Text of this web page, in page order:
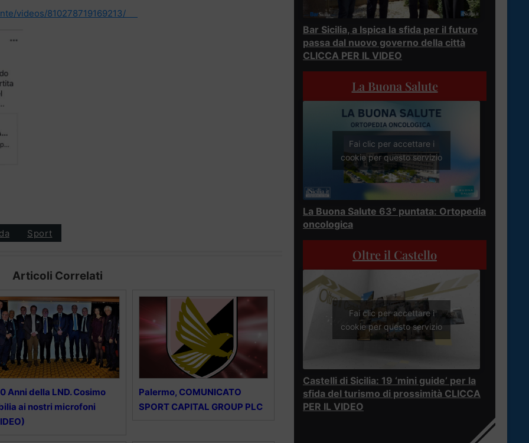
videos/810278719169213/
Sport
Articoli Correlati
Anni della LND. Cosimo
ai nostri microfoni
Palermo, COMUNICATO
SPORT CAPITAL GROUP PLC
Bar Sicilia, a Ispica la sfida per il futuro
passa dal nuovo governo della città
CLICCA PER IL VIDEO
La Buona Salute
Fai clic per accettare i
cookie per questo servizio
La Buona Salute 63° puntata: Ortopedia
oncologica
Oltre il Castello
Fai clic per accettare i
cookie per questo servizio
Castelli di Sicilia: 19 ‘mini guide’ per la
sfida del turismo di prossimità CLICCA
PER IL VIDEO